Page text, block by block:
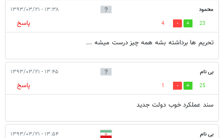
محمود ۱۳:۳۸ - ۱۳۹۳/۰۳/۲۱
23
4
پاسخ
تحریم ها برداشته بشه همه چیز درست میشه ...
بی نام ۱۳:۴۵ - ۱۳۹۳/۰۳/۲۱
25
1
پاسخ
سند عملکرد خوب دولت جدید
بی نام ۱۳:۵۴ - ۱۳۹۳/۰۳/۲۱